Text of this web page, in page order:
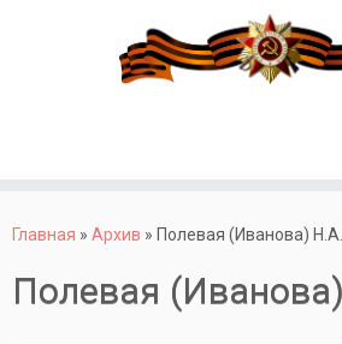
Главная » Архив » Полевая (Иванова) Н.А.
Полевая